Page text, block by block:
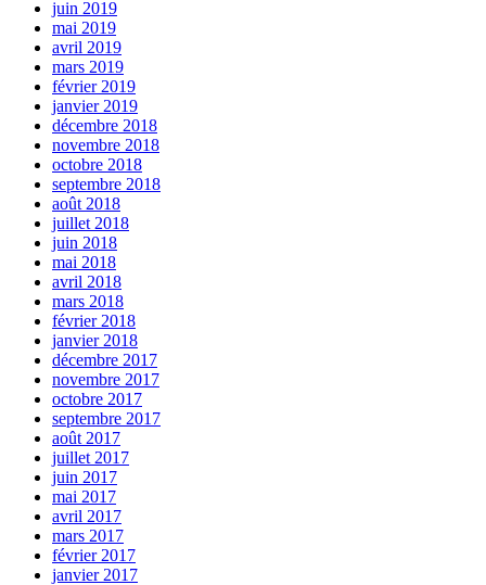
juin 2019
mai 2019
avril 2019
mars 2019
février 2019
janvier 2019
décembre 2018
novembre 2018
octobre 2018
septembre 2018
août 2018
juillet 2018
juin 2018
mai 2018
avril 2018
mars 2018
février 2018
janvier 2018
décembre 2017
novembre 2017
octobre 2017
septembre 2017
août 2017
juillet 2017
juin 2017
mai 2017
avril 2017
mars 2017
février 2017
janvier 2017